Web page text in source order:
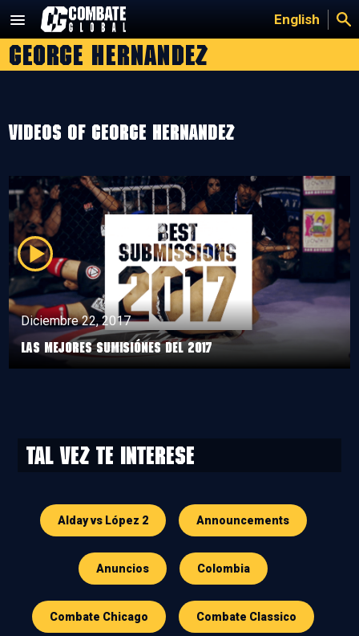
contenido
English
george hernandez
Videos of george hernandez
Diciembre 22, 2017
LAS MEJORES SUMISIÓNES DEL 2017
Tal vez te interese
Alday vs López 2 Announcements
Anuncios Colombia
Combate Chicago Combate Classico